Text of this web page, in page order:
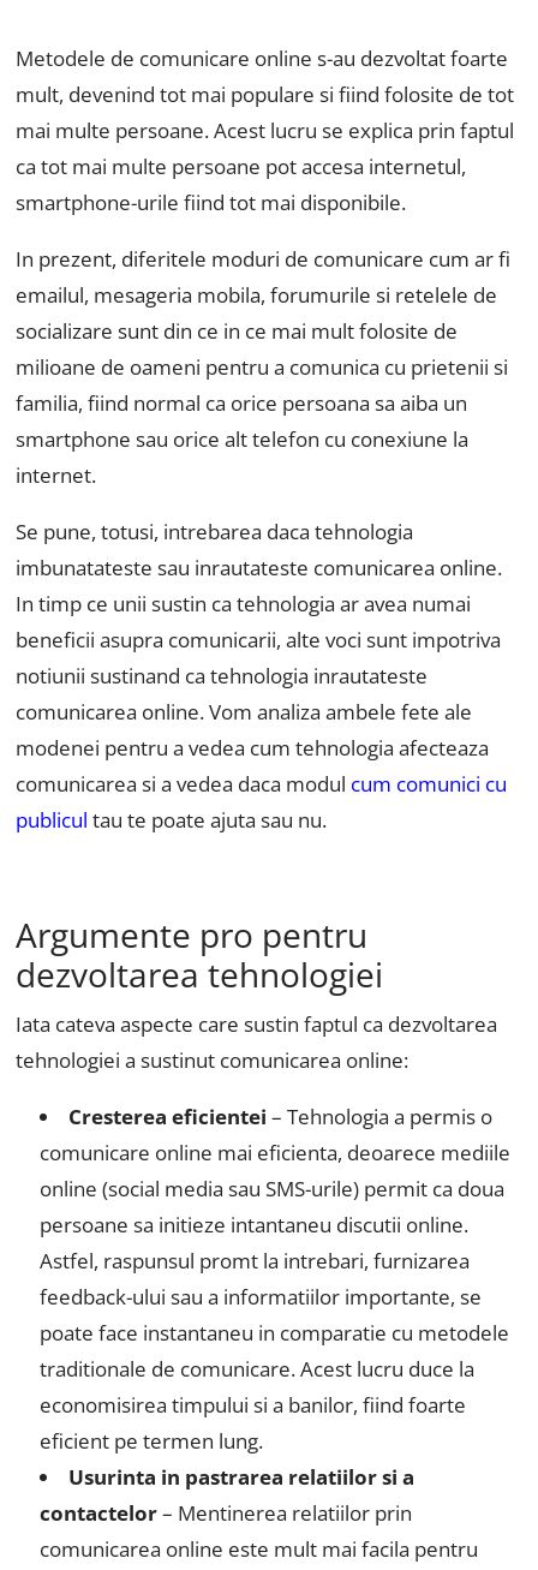
Metodele de comunicare online s-au dezvoltat foarte
mult, devenind tot mai populare si fiind folosite de tot
mai multe persoane. Acest lucru se explica prin faptul
ca tot mai multe persoane pot accesa internetul,
smartphone-urile fiind tot mai disponibile.
In prezent, diferitele moduri de comunicare cum ar fi
emailul, mesageria mobila, forumurile si retelele de
socializare sunt din ce in ce mai mult folosite de
milioane de oameni pentru a comunica cu prietenii si
familia, fiind normal ca orice persoana sa aiba un
smartphone sau orice alt telefon cu conexiune la
internet.
Se pune, totusi, intrebarea daca tehnologia
imbunatateste sau inrautateste comunicarea online.
In timp ce unii sustin ca tehnologia ar avea numai
beneficii asupra comunicarii, alte voci sunt impotriva
notiunii sustinand ca tehnologia inrautateste
comunicarea online. Vom analiza ambele fete ale
modenei pentru a vedea cum tehnologia afecteaza
comunicarea si a vedea daca modul cum comunici cu
publicul tau te poate ajuta sau nu.
Argumente pro pentru
dezvoltarea tehnologiei
Iata cateva aspecte care sustin faptul ca dezvoltarea
tehnologiei a sustinut comunicarea online:
Cresterea eficientei – Tehnologia a permis o
comunicare online mai eficienta, deoarece mediile
online (social media sau SMS-urile) permit ca doua
persoane sa initieze intantaneu discutii online.
Astfel, raspunsul promt la intrebari, furnizarea
feedback-ului sau a informatiilor importante, se
poate face instantaneu in comparatie cu metodele
traditionale de comunicare. Acest lucru duce la
economisirea timpului si a banilor, fiind foarte
eficient pe termen lung.
Usurinta in pastrarea relatiilor si a
contactelor– Mentinerea relatiilor prin
comunicarea online este mult mai facila pentru